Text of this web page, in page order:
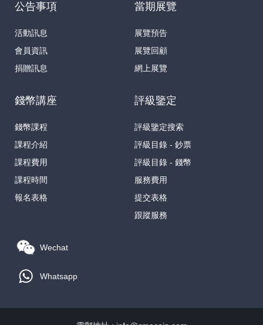
公告事項
活動訊息
會員資訊
捐贈訊息
當期展覽
展覽預告
展覽回顧
網上展覽
錢幣講座
錢幣課程
課程介紹
課程費用
課程時間
報名表格
評級鑒定
評級鑒定搜索
評級目錄 - 鈔票
評級目錄 - 錢幣
服務費用
提交表格
跟蹤服務
Wechat
Whatsapp